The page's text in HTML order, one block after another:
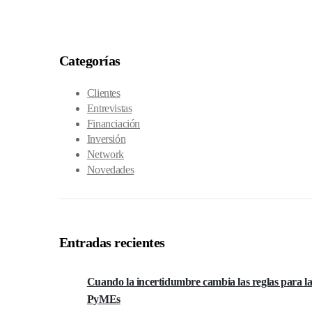
Categorías
Clientes
Entrevistas
Financiación
Inversión
Network
Novedades
Entradas recientes
Cuando la incertidumbre cambia las reglas para
PyMEs